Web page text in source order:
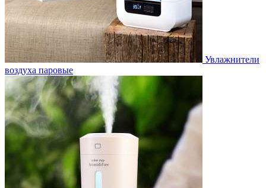
Увлажнители
воздуха паровые